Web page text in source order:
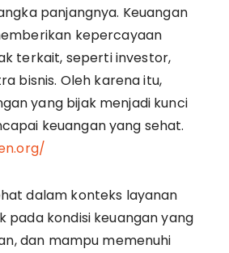
panjangnya. Keuangan
kepercayaan
terkait, seperti investor,
bisnis. Oleh karena itu,
yang bijak menjadi kunci
keuangan yang sehat.
dalam konteks layanan
pada kondisi keuangan yang
dan mampu memenuhi